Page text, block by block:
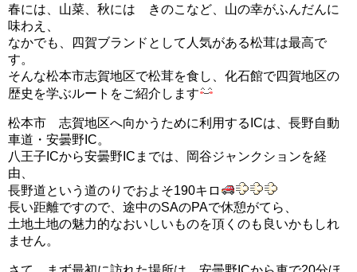
春には、山菜、秋には きのこなど、山の幸がふんだんに
味わえ、
なかでも、四賀ブランドとして人気がある松茸は最高で
す。
そんな松本市志賀地区で松茸を食し、化石館で四賀地区の
歴史を学ぶルートをご紹介します
松本市 志賀地区へ向かうために利用するICは、長野自動
車道・安曇野IC。
八王子ICから安曇野ICまでは、岡谷ジャンクションを経
由、
長野道という道のりでおよそ190キロ
長い距離ですので、途中のSAのPAで休憩がてら、
土地土地の魅力的なおいしいものを頂くのも良いかもしれ
ません。